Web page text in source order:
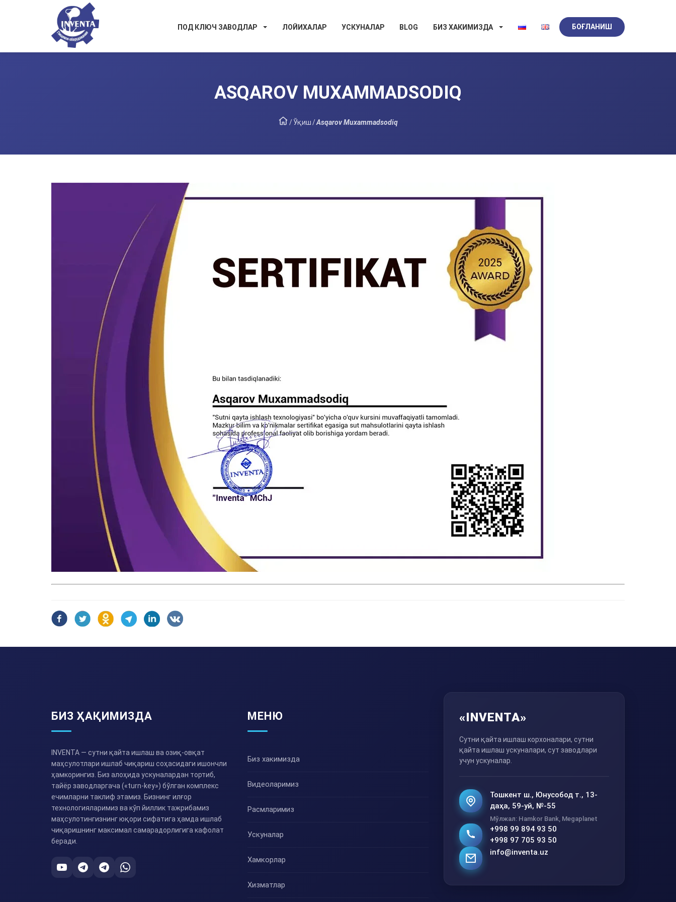
ПОД КЛЮЧ ЗАВОДЛАР ЛОЙИХАЛАР УСКУНАЛАР BLOG БИЗ ХАКИМИЗДА БОҒЛАНИШ
ASQAROV MUXAMMADSODIQ
/Ўқиш/Asqarov Muxammadsodiq
БИЗ ҲАҚИМИЗДА
INVENTA — сутни қайта ишлаш ва озиқ-овқат
маҳсулотлари ишлаб чиқариш соҳасидаги ишончли
ҳамкорингиз. Биз алоҳида ускуналардан тортиб,
тайёр заводларгача («turn-key») бўлган комплекс
ечимларни таклиф этамиз. Бизнинг илғор
технологияларимиз ва кўп йиллик тажрибамиз
маҳсулотингизнинг юқори сифатига ҳамда ишлаб
чиқаришнинг максимал самарадорлигига кафолат
беради.
МЕНЮ
Биз хакимизда
Видеоларимиз
Расмларимиз
Ускуналар
Хамкорлар
Хизматлар
«INVENTA»
Сутни қайта ишлаш корхоналари, сутни
қайта ишлаш ускуналари, сут заводлари
учун ускуналар.
Тошкент ш., Юнусобод т., 13-
даҳа, 59-уй, №-55
Мўлжал: Hamkor Bank, Megaplanet
+998 99 894 93 50
+998 97 705 93 50
info@inventa.uz